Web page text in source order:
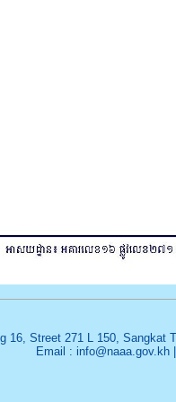
16, Street 271 L 150, Sangkat
Email : info@naaa.gov.kh